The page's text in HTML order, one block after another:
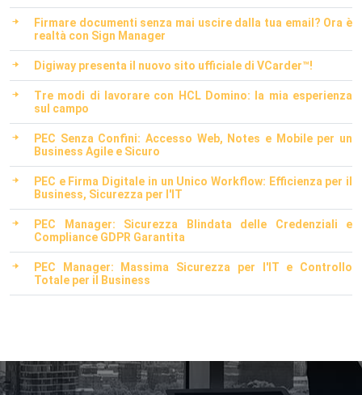
Firmare documenti senza mai uscire dalla tua email? Ora è
realtà con Sign Manager
Digiway presenta il nuovo sito ufficiale di VCarder™!
Tre modi di lavorare con HCL Domino: la mia esperienza
sul campo
PEC Senza Confini: Accesso Web, Notes e Mobile per un
Business Agile e Sicuro
PEC e Firma Digitale in un Unico Workflow: Efficienza per il
Business, Sicurezza per l'IT
PEC Manager: Sicurezza Blindata delle Credenziali e
Compliance GDPR Garantita
PEC Manager: Massima Sicurezza per l'IT e Controllo
Totale per il Business